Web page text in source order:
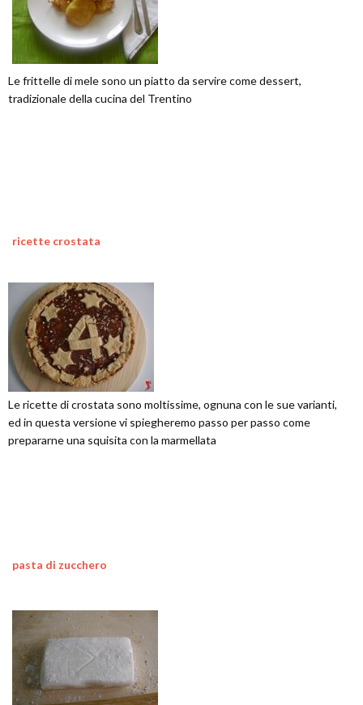
Le frittelle di mele sono un piatto da servire come dessert,
tradizionale della cucina del Trentino
ricette crostata
Le ricette di crostata sono moltissime, ognuna con le sue varianti,
ed in questa versione vi spiegheremo passo per passo come
prepararne una squisita con la marmellata
pasta di zucchero